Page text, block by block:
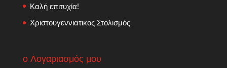
Καλή επιτυχία!
Χριστουγεννιατικος Στολισμός
ο Λογαριασμός μου